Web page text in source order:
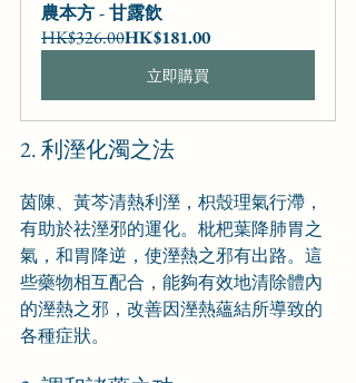
農本方 - 甘露飲
HK$326.00HK$181.00
立即購買
2. 利溼化濁之法
茵陳、黃芩清熱利溼，枳殼理氣行滯，
有助於祛溼邪的運化。枇杷葉降肺胃之
氣，和胃降逆，使溼熱之邪有出路。這
些藥物相互配合，能夠有效地清除體內
的溼熱之邪，改善因溼熱蘊結所導致的
各種症狀。